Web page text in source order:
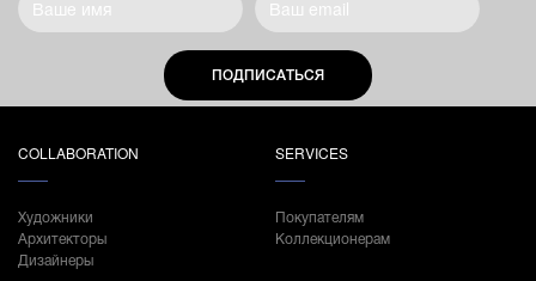
ПОДПИСАТЬСЯ
COLLABORATION
Художники
Архитекторы
Дизайнеры
SERVICES
Покупателям
Коллекционерам